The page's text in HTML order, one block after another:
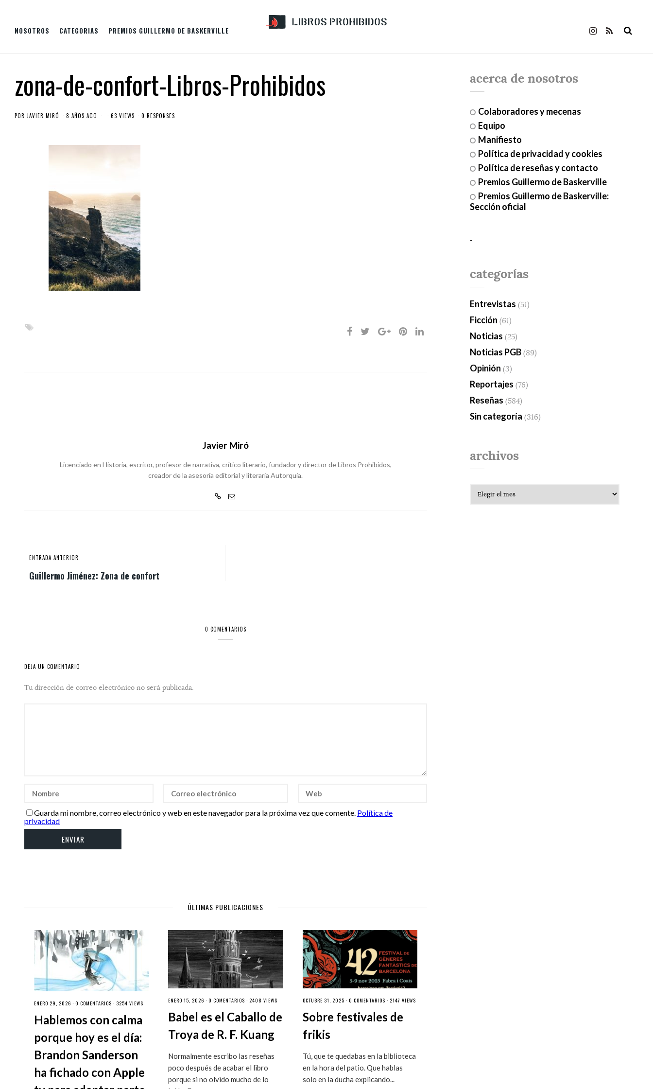
NOSOTROS CATEGORIAS PREMIOS GUILLERMO DE BASKERVILLE
zona-de-confort-Libros-Prohibidos
POR JAVIER MIRÓ 8 AÑOS AGO 63 VIEWS 0 RESPONSES
Javier Miró
Licenciado en Historia, escritor, profesor de narrativa, crítico literario, fundador y director de Libros Prohibidos,
creador de la asesoría editorial y literaria Autorquía.
ENTRADA ANTERIOR
Guillermo Jiménez: Zona de confort
0 COMENTARIOS
DEJA UN COMENTARIO
Tu dirección de correo electrónico no será publicada.
Guarda mi nombre, correo electrónico y web en este navegador para la próxima vez que comente. Política de
privacidad
ÚLTIMAS PUBLICACIONES
ENERO 29, 2026 · 0 COMENTARIOS · 3254 VIEWS
Hablemos con calma
porque hoy es el día:
Brandon Sanderson
ha fichado con Apple
ENERO 15, 2026 ·0 COMENTARIOS · 2408 VIEWS
Babel es el Caballo de
Troya de R. F. Kuang
Normalmente escribo las reseñas
poco después de acabar el libro
porque si no olvido mucho de lo
OCTUBRE 31, 2025 · 0 COMENTARIOS · 2147 VIEWS
Sobre festivales de
frikis
Tú, que te quedabas en la biblioteca
en la hora del patio. Que hablas
solo en la ducha explicando...
acerca de nosotros
Colaboradores y mecenas
Equipo
Manifiesto
Política de privacidad y cookies
Política de reseñas y contacto
Premios Guillermo de Baskerville
Premios Guillermo de Baskerville:
Sección oficial
-
categorías
Entrevistas (51)
Ficción (61)
Noticias (25)
Noticias PGB (89)
Opinión (3)
Reportajes (76)
Reseñas (584)
Sin categoría (316)
archivos